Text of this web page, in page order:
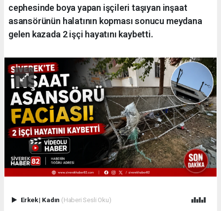
cephesinde boya yapan işçileri taşıyan inşaat
asansörünün halatının kopması sonucu meydana
gelen kazada 2 işçi hayatını kaybetti.
Erkek| Kadın (Haberi Sesli Oku)